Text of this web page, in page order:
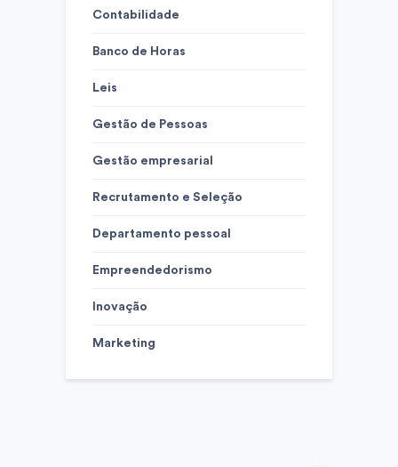
Contabilidade
Banco de Horas
Leis
Gestão de Pessoas
Gestão empresarial
Recrutamento e Seleção
Departamento pessoal
Empreendedorismo
Inovação
Marketing